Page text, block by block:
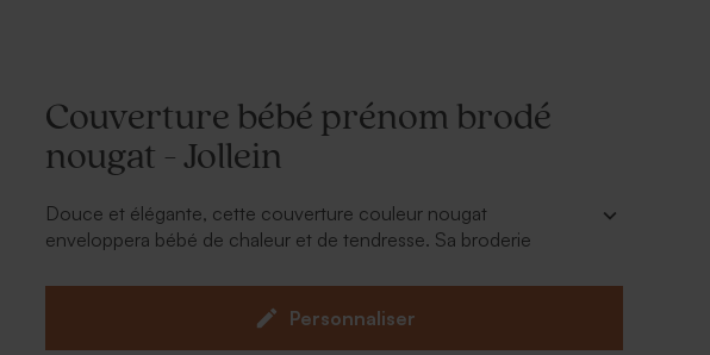
Couverture bébé prénom brodé
nougat - Jollein
Douce et élégante, cette couverture couleur nougat
enveloppera bébé de chaleur et de tendresse. Sa broderie
d’amour !
Personnaliser